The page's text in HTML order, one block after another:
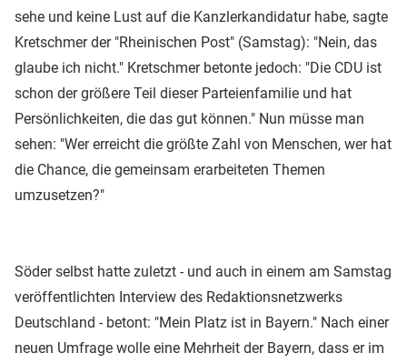
sehe und keine Lust auf die Kanzlerkandidatur habe, sagte
Kretschmer der "Rheinischen Post" (Samstag): "Nein, das
glaube ich nicht." Kretschmer betonte jedoch: "Die CDU ist
schon der größere Teil dieser Parteienfamilie und hat
Persönlichkeiten, die das gut können." Nun müsse man
sehen: "Wer erreicht die größte Zahl von Menschen, wer hat
die Chance, die gemeinsam erarbeiteten Themen
umzusetzen?"
Söder selbst hatte zuletzt - und auch in einem am Samstag
veröffentlichten Interview des Redaktionsnetzwerks
Deutschland - betont: "Mein Platz ist in Bayern." Nach einer
neuen Umfrage wolle eine Mehrheit der Bayern, dass er im